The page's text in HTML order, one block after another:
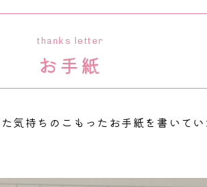
thanks letter
お手紙
持ちのこもったお手紙を書いて